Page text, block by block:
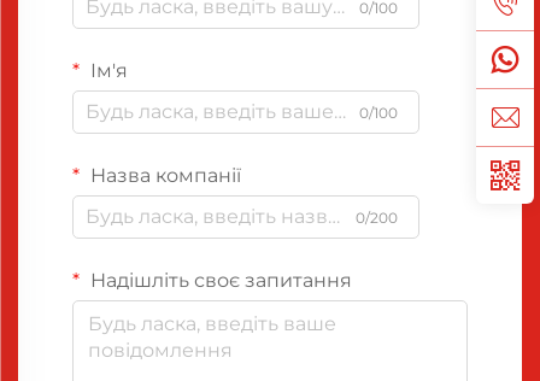
0/100
Ім'я
0/100
Назва компанії
0/200
Надішліть своє запитання